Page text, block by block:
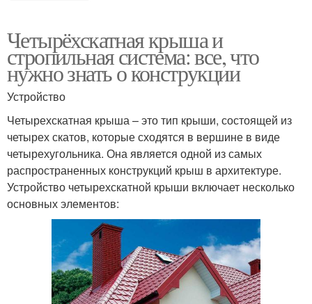
Четырёхскатная крыша и
стропильная система: все, что
нужно знать о конструкции
Устройство
Четырехскатная крыша – это тип крыши, состоящей из
четырех скатов, которые сходятся в вершине в виде
четырехугольника. Она является одной из самых
распространенных конструкций крыш в архитектуре.
Устройство четырехскатной крыши включает несколько
основных элементов: